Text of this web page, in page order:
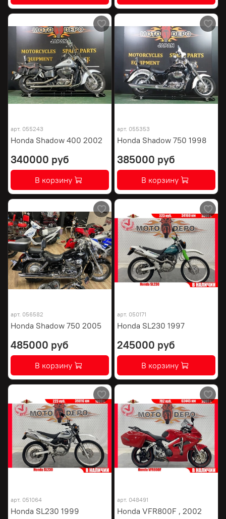
арт. 055243
Honda Shadow 400 2002
340000 руб
В корзину
арт. 055353
Honda Shadow 750 1998
385000 руб
В корзину
арт. 056582
Honda Shadow 750 2005
485000 руб
В корзину
арт. 050171
Honda SL230 1997
245000 руб
В корзину
арт. 051064
Honda SL230 1999
арт. 048491
Honda VFR800F , 2002